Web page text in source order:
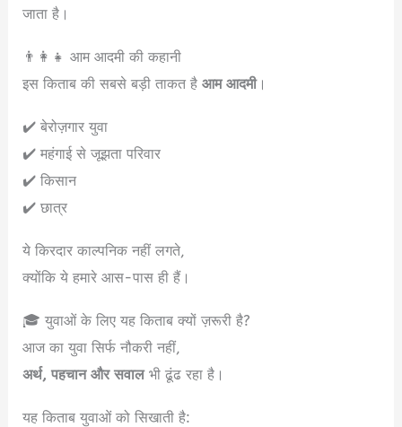
जाता है।
👨‍👩‍👧 आम आदमी की कहानी
इस किताब की सबसे बड़ी ताकत हैआम आदमी।
✔️ बेरोज़गार युवा
✔️ महंगाई से जूझता परिवार
✔️ किसान
✔️ छात्र
ये किरदार काल्पनिक नहीं लगते,
क्योंकि ये हमारे आस-पास ही हैं।
🎓 युवाओं के लिए यह किताब क्यों ज़रूरी है?
आज का युवा सिर्फ नौकरी नहीं,
अर्थ, पहचान और सवालभी ढूंढ रहा है।
यह किताब युवाओं को सिखाती है: